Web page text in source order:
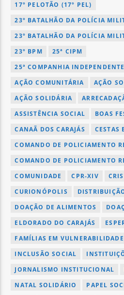
17º PELOTÃO (17º PEL)
23º BATALHÃO DA POLÍCIA
23º BATALHÃO DA POLÍCIA
23º BPM
25ª CIPM
25ª COMPANHIA
AÇÃO COMUNITÁRIA
AÇÃO
AÇÃO SOLIDÁRIA
ASSISTÊNCIA SOCIAL
BOAS
CANAÃ DOS CARAJÁS
CESTAS
COMANDO DE POLICIAMENTO
COMANDO DE POLICIAMENTO
COMUNIDADE
CPR-XIV
CURIONÓPOLIS
DOAÇÃO DE ALIMENTOS
ELDORADO DO CARAJÁS
FAMÍLIAS EM VULNERABILIDADE
INCLUSÃO SOCIAL
JORNALISMO INSTITUCIONAL
NATAL SOLIDÁRIO
PAPEL